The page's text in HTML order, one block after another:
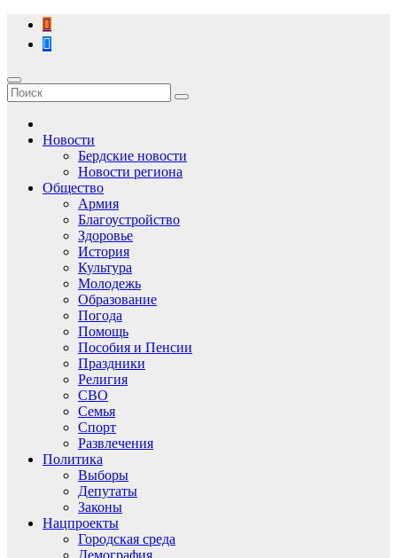
Перейти
содержимому
Новости
Бердские новости
Новости региона
Общество
Армия
Благоустройство
Здоровье
История
Культура
Молодежь
Образование
Погода
Помощь
Пособия и Пенсии
Праздники
Религия
СВО
Семья
Спорт
Развлечения
Политика
Выборы
Депутаты
Законы
Нацпроекты
Городская среда
Демография